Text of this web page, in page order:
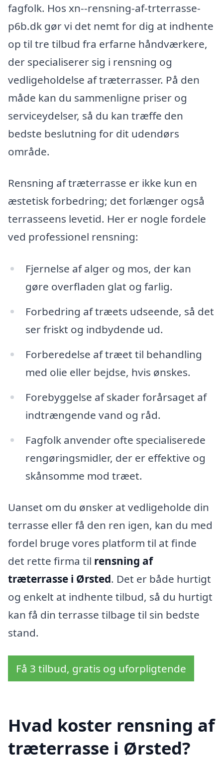
fagfolk. Hos xn--rensning-af-trterrasse-
p6b.dk gør vi det nemt for dig at indhente
op til tre tilbud fra erfarne håndværkere,
der specialiserer sig i rensning og
vedligeholdelse af træterrasser. På den
måde kan du sammenligne priser og
serviceydelser, så du kan træffe den
bedste beslutning for dit udendørs
område.
Rensning af træterrasse er ikke kun en
æstetisk forbedring; det forlænger også
terrasseens levetid. Her er nogle fordele
ved professionel rensning:
Fjernelse af alger og mos, der kan
gøre overfladen glat og farlig.
Forbedring af træets udseende, så det
ser friskt og indbydende ud.
Forberedelse af træet til behandling
med olie eller bejdse, hvis ønskes.
Forebyggelse af skader forårsaget af
indtrængende vand og råd.
Fagfolk anvender ofte specialiserede
rengøringsmidler, der er effektive og
skånsomme mod træet.
Uanset om du ønsker at vedligeholde din
terrasse eller få den ren igen, kan du med
fordel bruge vores platform til at finde
det rette firma til rensning af
træterrasse i Ørsted. Det er både hurtigt
og enkelt at indhente tilbud, så du hurtigt
kan få din terrasse tilbage til sin bedste
stand.
Få 3 tilbud, gratis og uforpligtende
Hvad koster rensning af
træterrasse i Ørsted?